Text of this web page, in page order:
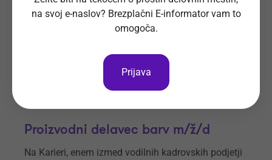
Novo investicije d.o.o. Vsa delovna mesta
Proizvodni delavec barv m/ž/d
Na Karieri, enem izmed vodilnih kadrovskih podjetji
na svoj e-naslov? Brezplačni E-informator vam to
omogoča.
Prijava